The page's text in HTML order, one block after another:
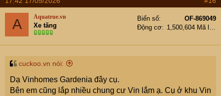
A Aquatrue.vn
Xe tăng
Biển số
OF-869049
Động cơ
cuckoo.vn nói:
Dạ Vinhomes Gardenia đây cụ.
Bên em cũng lắp nhiều chung cư Vin lắm ạ. Cụ ở khu Vin